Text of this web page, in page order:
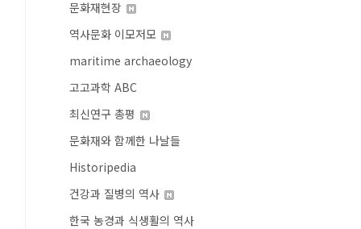
문화재현장
역사문화 이모저모
maritime archaeology
고고과학 ABC
최신연구 총평
문화재와 함께한 나날들
Historipedia
건강과 질병의 역사
한국 농경과 식생활의 역사